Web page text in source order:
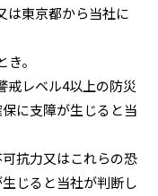
は東京都から当社に
。
戒レベル4以上の防災
に支障が生じると当
可抗力又はこれらの恐
じると当社が判断し